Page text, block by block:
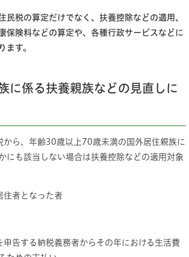
税の算定だけでなく、扶養控除などの適用、
保険料などの算定や、各種行政サービスなどに
ます。
に係る扶養親族などの見直しに
ら、年齢30歳以上70歳未満の国外居住親族に
にも該当しない場合は扶養控除などの適用対象
者となった者
告する納税義務者からその年における生活費